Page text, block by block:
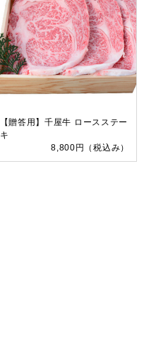
【贈答用】千屋牛 ロースステー
キ
8,800円
（税込み）